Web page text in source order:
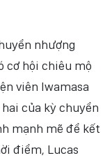
nhượng
cơ hội chiêu mộ
viên Iwamasa
của kỳ chuyển
mạnh mẽ để kết
điểm, Lucas